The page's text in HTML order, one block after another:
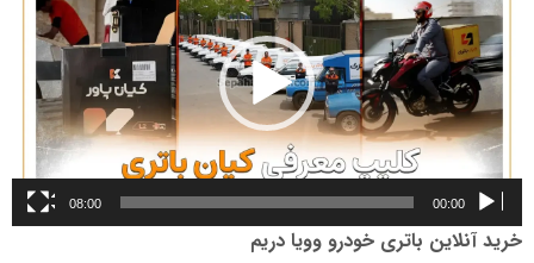
00:00
08:00
خرید آنلاین باتری خودرو وویا دریم